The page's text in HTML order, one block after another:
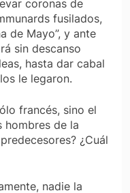
coronas de
fusilados,
de Mayo”, y ante
sin descanso
hasta dar cabal
le legaron.
francés, sino el
hombres de la
¿Cuál
nadie la